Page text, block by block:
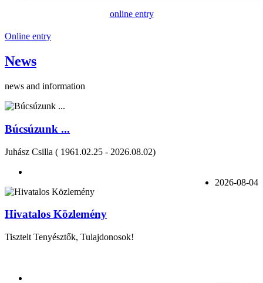
online entry
Online entry
News
news and information
Búcsúzunk ...
Juhász Csilla ( 1961.02.25 - 2026.08.02)
2026-08-04
Hivatalos Közlemény
Tisztelt Tenyésztők, Tulajdonosok!